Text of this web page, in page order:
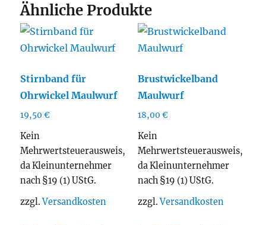
Ähnliche Produkte
Stirnband für
Ohrwickel Maulwurf
19,50€
Kein
Mehrwertsteuerausweis,
da Kleinunternehmer
nach §19 (1) UStG.
zzgl.Versandkosten
Brustwickelband
Maulwurf
18,00 €
Kein
Mehrwertsteuerausweis,
da Kleinunternehmer
nach §19 (1) UStG.
zzgl.Versandkosten